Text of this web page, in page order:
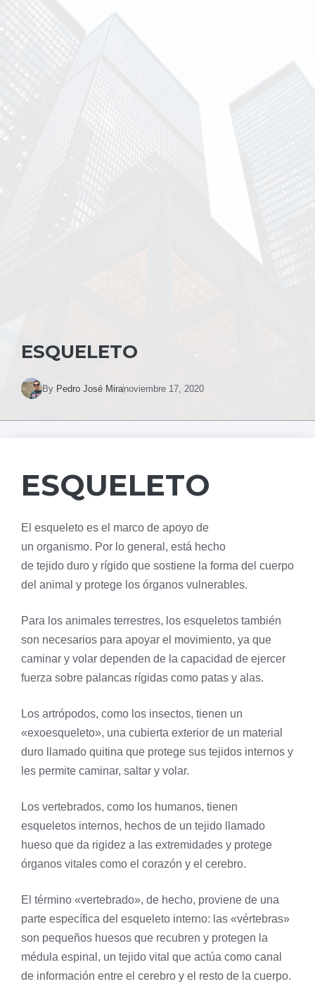
ESQUELETO
By Pedro José Miranoviembre 17, 2020
ESQUELETO
El esqueleto es el marco de apoyo de
un organismo. Por lo general, está hecho
de tejido duro y rígido que sostiene la forma del cuerpo
del animal y protege los órganos vulnerables.
Para los animales terrestres, los esqueletos también
son necesarios para apoyar el movimiento, ya que
caminar y volar dependen de la capacidad de ejercer
fuerza sobre palancas rígidas como patas y alas.
Los artrópodos, como los insectos, tienen un
«exoesqueleto», una cubierta exterior de un material
duro llamado quitina que protege sus tejidos internos y
les permite caminar, saltar y volar.
Los vertebrados, como los humanos, tienen
esqueletos internos, hechos de un tejido llamado
hueso que da rigidez a las extremidades y protege
órganos vitales como el corazón y el cerebro.
El término «vertebrado», de hecho, proviene de una
parte específica del esqueleto interno: las «vértebras»
son pequeños huesos que recubren y protegen la
médula espinal, un tejido vital que actúa como canal
de información entre el cerebro y el resto de la cuerpo.